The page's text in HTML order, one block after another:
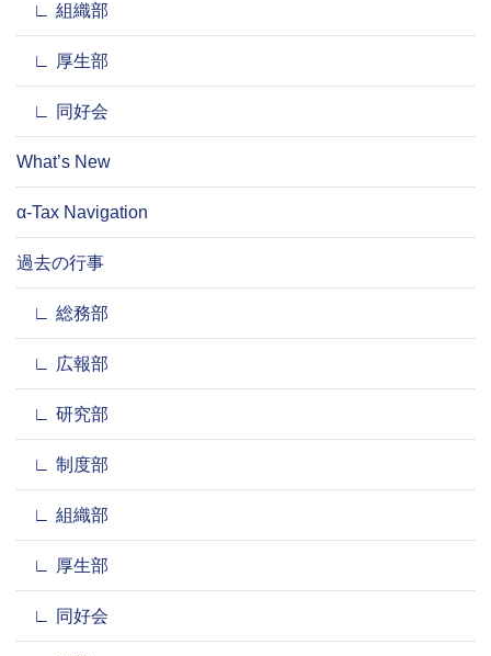
組織部
厚生部
同好会
What’s New
α-Tax Navigation
過去の行事
総務部
広報部
研究部
制度部
組織部
厚生部
同好会